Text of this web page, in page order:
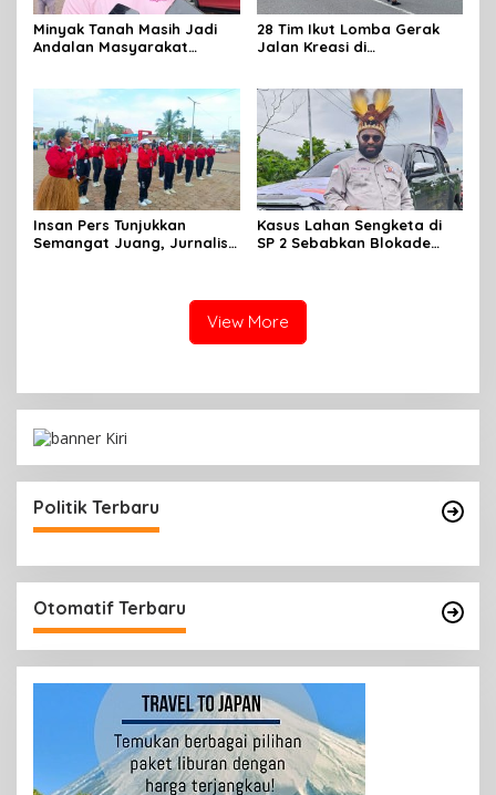
Minyak Tanah Masih Jadi
Andalan Masyarakat
28 Tim Ikut Lomba Gerak
Jalan Kreasi di
Insan Pers Tunjukkan
Semangat Juang, Jurnalis
Jalan Kreasi HUT ke-81 RI
Kasus Lahan Sengketa di
SP 2 Sebabkan Blokade
View More
Politik Terbaru
Otomatif Terbaru